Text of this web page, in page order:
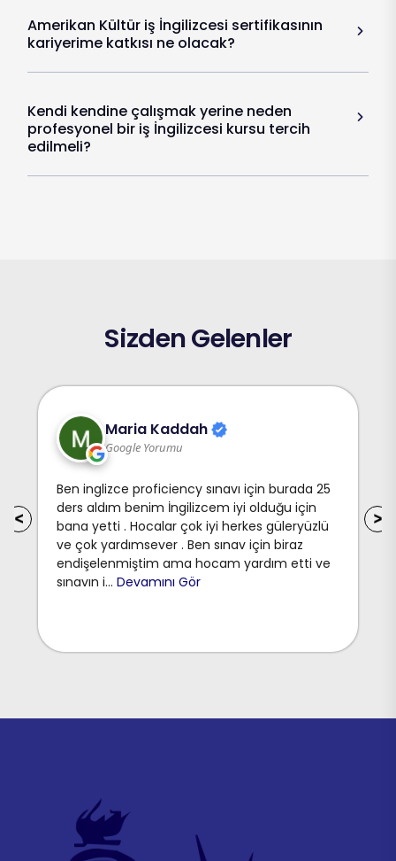
Amerikan Kültür iş İngilizcesi sertifikasının
kariyerime katkısı ne olacak?
Kendi kendine çalışmak yerine neden
profesyonel bir iş İngilizcesi kursu tercih
edilmeli?
Sizden Gelenler
Melike Ak
Google Yorumu
Starter seviyesinden c1 seviyesine kadar
eğitim almaktayım, gerek hocalar gerek
personeller kurumla ve bizlerle çok ilgili, sınıflar
temiz ve az kişiden oluşuyor ortam rahat ve
güvenilinir . Verdikleri eğitim için teşekkür
ederim.